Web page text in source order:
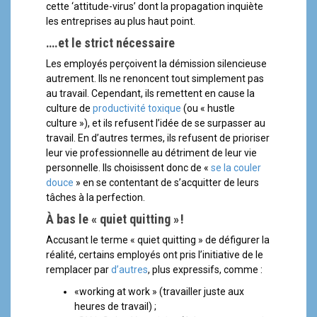
cette ‘attitude-virus’ dont la propagation inquiète
les entreprises au plus haut point.
….et le strict nécessaire
Les employés perçoivent la démission silencieuse
autrement. Ils ne renoncent tout simplement pas
au travail. Cependant, ils remettent en cause la
culture de productivité toxique (ou « hustle
culture »), et ils refusent l’idée de se surpasser au
travail. En d’autres termes, ils refusent de prioriser
leur vie professionnelle au détriment de leur vie
personnelle. Ils choisissent donc de « se la couler
douce » en se contentant de s’acquitter de leurs
tâches à la perfection.
À bas le « quiet quitting » !
Accusant le terme « quiet quitting » de défigurer la
réalité, certains employés ont pris l’initiative de le
remplacer pard’autres, plus expressifs, comme :
«working at work » (travailler juste aux
heures de travail) ;